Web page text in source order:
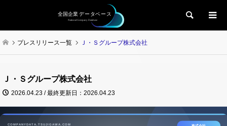
検索
プレスリリース一覧 Ｊ・Ｓグループ株式会社
Ｊ・Ｓグループ株式会社
2026.04.23 / 最終更新日：2026.04.23